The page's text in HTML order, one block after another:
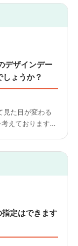
デザインデー
ょうか？
見た目が変わる
えております。
指定はできます